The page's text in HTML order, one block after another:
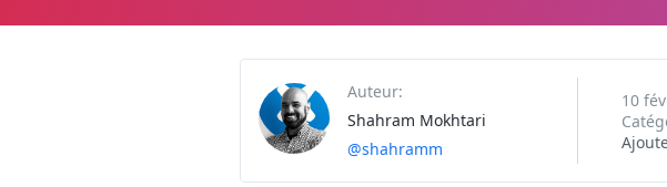
Auteur:
Shahram Mokhtari
@shahramm
10